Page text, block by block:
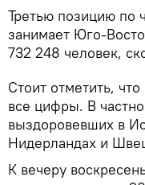
Третью позицию по
занимает Юго-
732 248 человек,
Стоит отметить,
все цифры. В
выздоровевших в
Нидерландах и
К вечеру